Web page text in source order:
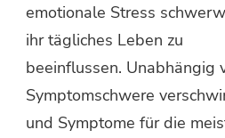
emotionale Stress
ihr tägliches Leben zu
beeinflussen. Unabhängig
Symptomschwere
und Symptome für die